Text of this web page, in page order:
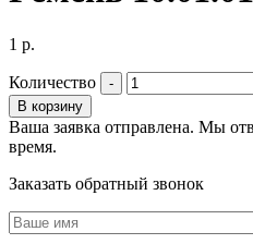
1 р.
Количество
В корзину
Ваша заявка отправлена. Мы
время.
Заказать обратный звонок